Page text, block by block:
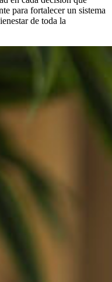
para fortalecer un sistema
de toda la